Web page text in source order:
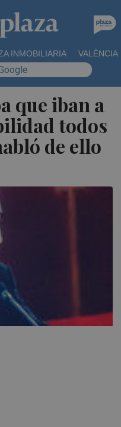
INMOBILIARIA VALÈNCIA
que iban a
todos
de ello